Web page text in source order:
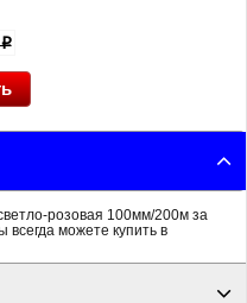
розовая 100мм/200м за
можете купить в